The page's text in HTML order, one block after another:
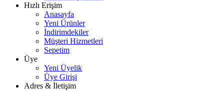
Hızlı Erişim
Anasayfa
Yeni Ürünler
İndirimdekiler
Müşteri Hizmetleri
Sepetim
Üye
Yeni Üyelik
Üye Girişi
Adres & İletişim